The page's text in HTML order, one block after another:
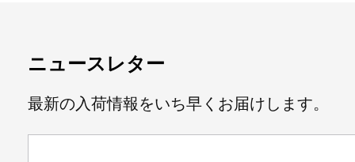
ニュースレター
最新の入荷情報をいち早くお届けします。